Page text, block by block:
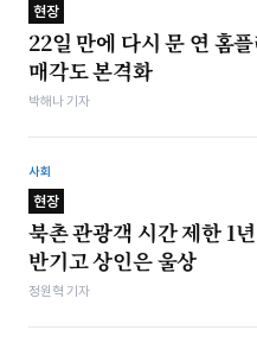
현장
22일 만에 다시 문 연 홈
매각도 본격화
박해나 기자
사회
현장
북촌 관광객 시간 제한 1
반기고 상인은 울상
정원혁 기자